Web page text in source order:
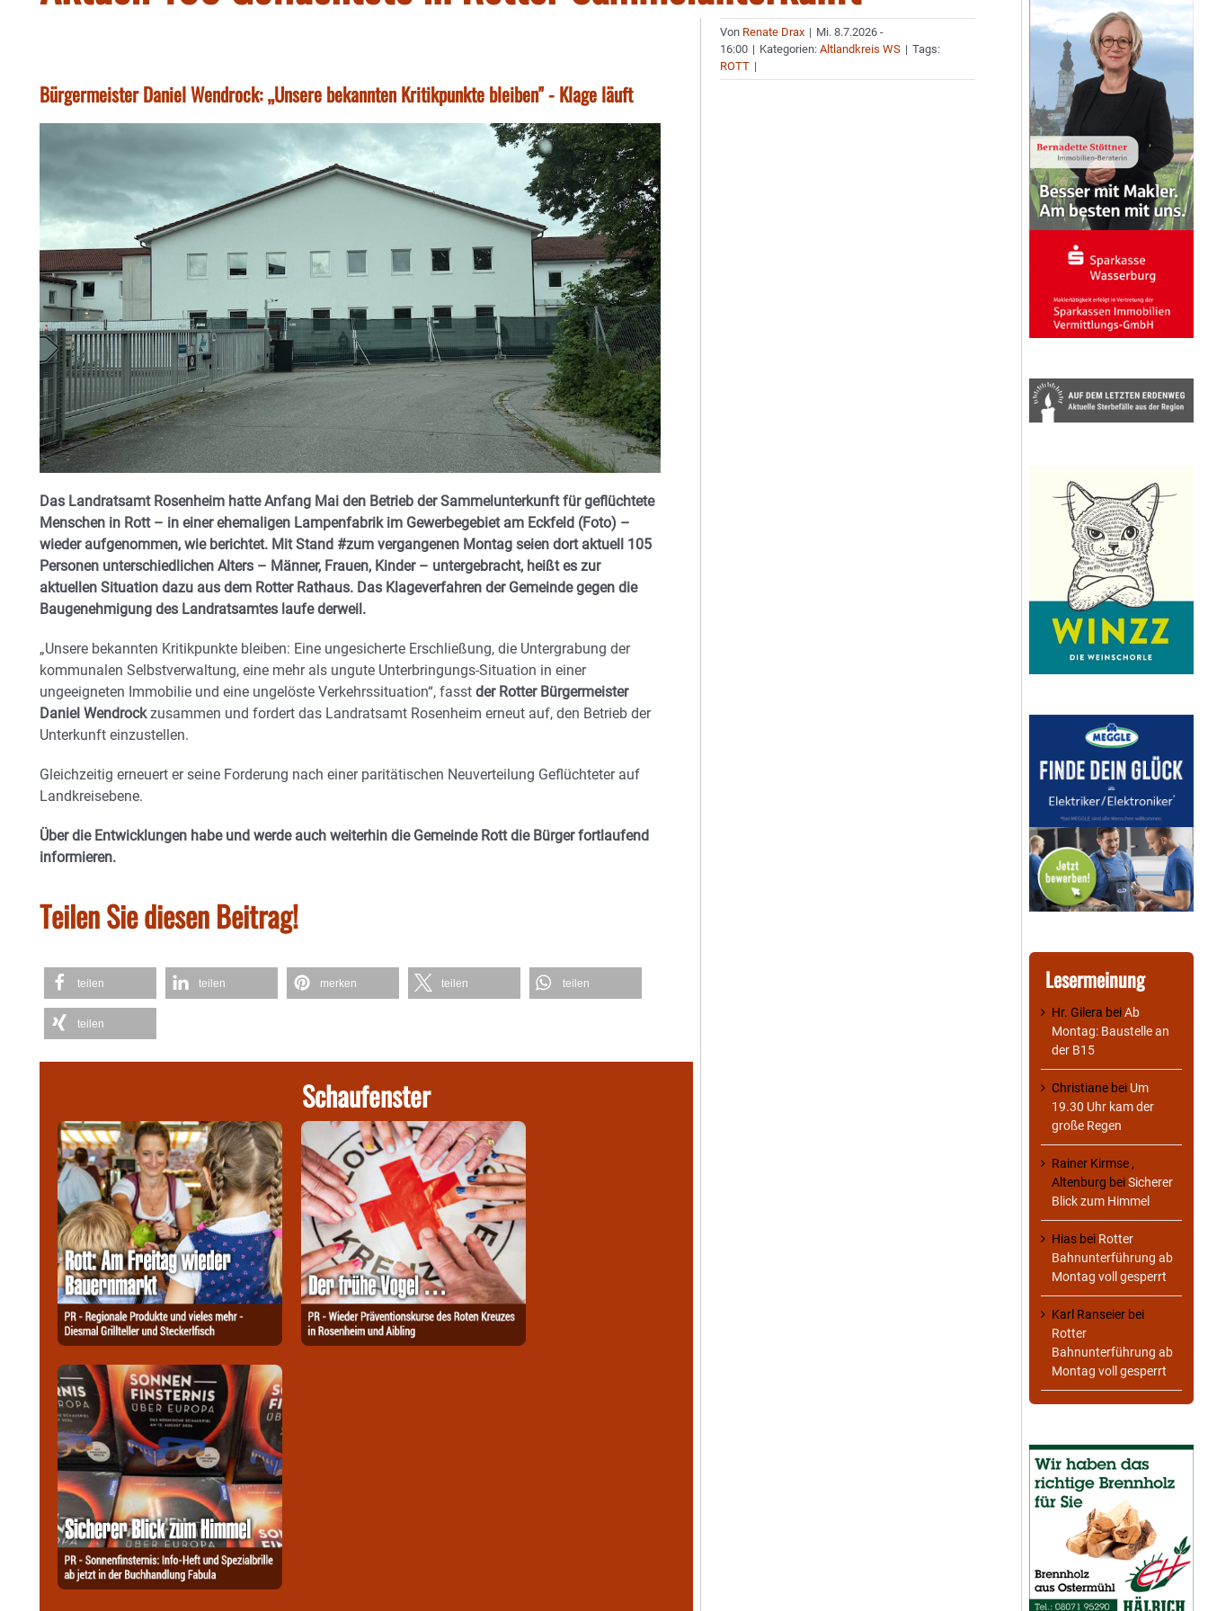
Bürgermeister Daniel Wendrock: „Unsere bekannten Kritikpunkte bleiben" - Klage läuft
Das Landratsamt Rosenheim hatte Anfang Mai den Betrieb der Sammelunterkunft für geflüchtete
Menschen in Rott – in einer ehemaligen Lampenfabrik im Gewerbegebiet am Eckfeld (Foto) –
wieder aufgenommen, wie berichtet. Mit Stand #zum vergangenen Montag seien dort aktuell 105
Personen unterschiedlichen Alters – Männer, Frauen, Kinder – untergebracht, heißt es zur
aktuellen Situation dazu aus dem Rotter Rathaus. Das Klageverfahren der Gemeinde gegen die
Baugenehmigung des Landratsamtes laufe derweil.
„Unsere bekannten Kritikpunkte bleiben: Eine ungesicherte Erschließung, die Untergrabung der
kommunalen Selbstverwaltung, eine mehr als ungute Unterbringungs-Situation in einer
ungeeigneten Immobilie und eine ungelöste Verkehrssituation“, fasst der Rotter Bürgermeister
Daniel Wendrockzusammen und fordert das Landratsamt Rosenheim erneut auf, den Betrieb der
Unterkunft einzustellen.
Gleichzeitig erneuert er seine Forderung nach einer paritätischen Neuverteilung Geflüchteter auf
Landkreisebene.
Über die Entwicklungen habe und werde auch weiterhin die Gemeinde Rott die Bürger fortlaufend
informieren.
Teilen Sie diesen Beitrag!
teilen teilen merken teilen teilen
teilen
Schaufenster
Von Renate Drax | Mi. 8.7.2026 -
16:00 | Kategorien:Altlandkreis WS | Tags:
ROTT |
Lesermeinung
Hr. Gilera beiAb
Montag: Baustelle an
der B15
Christiane bei Um
19.30 Uhr kam der
große Regen
Rainer Kirmse ,
Altenburg beiSicherer
Blick zum Himmel
Hias bei Rotter
Bahnunterführung ab
Montag voll gesperrt
Karl Ranseier bei
Rotter
Bahnunterführung ab
Montag voll gesperrt